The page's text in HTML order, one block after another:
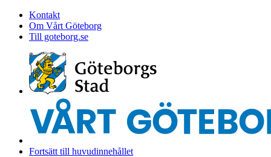
Kontakt
Om Vårt Göteborg
Till goteborg.se
Fortsätt till huvudinnehållet